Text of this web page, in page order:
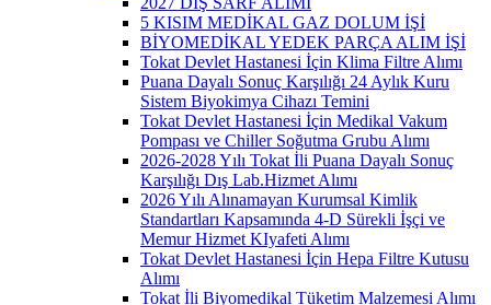
5 KISIM MEDİKAL GAZ DOLUM İŞİ
BİYOMEDİKAL YEDEK PARÇA ALIM İŞİ
Tokat Devlet Hastanesi İçin Klima Filtre Alımı
Puana Dayalı Sonuç Karşılığı 24 Aylık Kuru
Sistem Biyokimya Cihazı Temini
Tokat Devlet Hastanesi İçin Medikal Vakum
Pompası ve Chiller Soğutma Grubu Alımı
2026-2028 Yılı Tokat İli Puana Dayalı Sonuç
Karşılığı Dış Lab.Hizmet Alımı
2026 Yılı Alınamayan Kurumsal Kimlik
Standartları Kapsamında 4-D Sürekli İşçi ve
Memur Hizmet KIyafeti Alımı
Tokat Devlet Hastanesi İçin Hepa Filtre Kutusu
Alımı
Tokat İli Biyomedikal Tüketim Malzemesi Alımı